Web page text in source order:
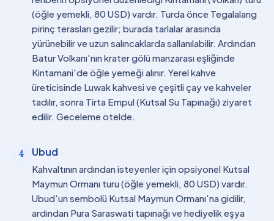
(öğle yemekli, 80 USD) vardır. Turda önce Tegalalang
pirinç terasları gezilir; burada tarlalar arasında
yürünebilir ve uzun salıncaklarda sallanılabilir. Ardından
Batur Volkanı'nın krater gölü manzarası eşliğinde
Kintamani'de öğle yemeği alınır. Yerel kahve
üreticisinde Luwak kahvesi ve çeşitli çay ve kahveler
tadılır, sonra Tirta Empul (Kutsal Su Tapınağı) ziyaret
edilir. Geceleme otelde.
4 Ubud
Kahvaltının ardından isteyenler için opsiyonel Kutsal
Maymun Ormanı turu (öğle yemekli, 80 USD) vardır.
Ubud'un sembolü Kutsal Maymun Ormanı'na gidilir,
ardından Pura Saraswati tapınağı ve hediyelik eşya